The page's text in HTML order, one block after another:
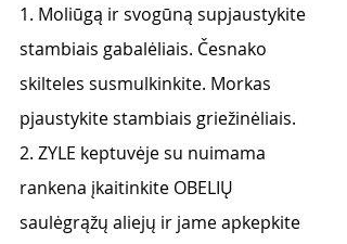
1. Moliūgą ir svogūną supjaustykite
stambiais gabalėliais. Česnako
skilteles susmulkinkite. Morkas
pjaustykite stambiais griežinėliais.
2. ZYLE keptuvėje su nuimama
rankena įkaitinkite OBELIŲ
saulėgrąžų aliejų ir jame apkepkite